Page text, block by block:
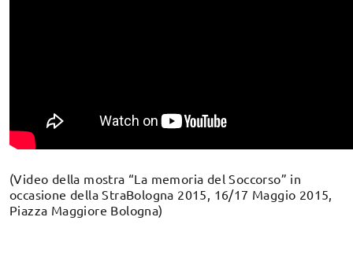
(Video della mostra “La memoria del Soccorso” in
occasione della StraBologna 2015, 16/17 Maggio 2015,
Piazza Maggiore Bologna)